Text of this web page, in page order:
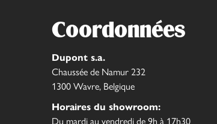
Coordonnées
Dupont s.a.
Chaussée de Namur 232
1300 Wavre, Belgique
Horaires du showroom:
Du mardi au vendredi de 9h à 17h30